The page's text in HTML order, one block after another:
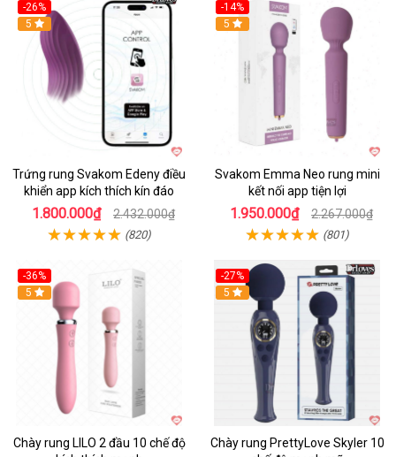
-26%
Hot
5
Trứng rung Svakom Edeny điều
khiển app kích thích kín đáo
1.800.000₫ 2.432.000₫
(820)
-14%
Hot
5
Svakom Emma Neo rung mini
kết nối app tiện lợi
1.950.000₫ 2.267.000₫
(801)
-36%
Hot
5
Chày rung LILO 2 đầu 10 chế độ
-27%
Hot
5
Chày rung PrettyLove Skyler 10